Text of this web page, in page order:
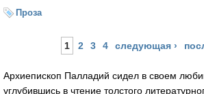
Проза
Страницы
1 2 3 4 следующая ›
Архиепископ Палладий сидел в своем
углубившись в чтение толстого